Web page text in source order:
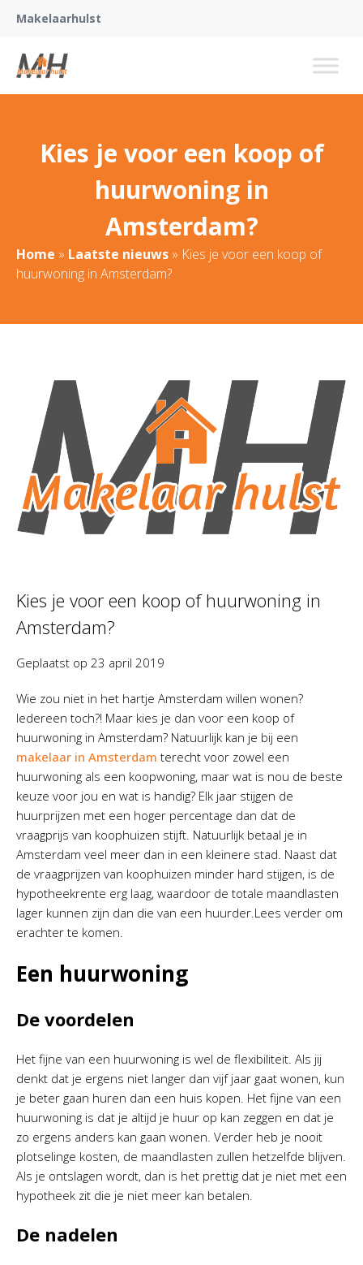
Makelaarhulst
Kies je voor een koop of
huurwoning in
Amsterdam?
Home » Laatste nieuws » Kies je voor een koop of
huurwoning in Amsterdam?
Kies je voor een koop of huurwoning in
Amsterdam?
Geplaatst op 23 april 2019
Wie zou niet in het hartje Amsterdam willen wonen?
Iedereen toch?! Maar kies je dan voor een koop of
huurwoning in Amsterdam? Natuurlijk kan je bij een
makelaar in Amsterdam terecht voor zowel een
huurwoning als een koopwoning, maar wat is nou de beste
keuze voor jou en wat is handig? Elk jaar stijgen de
huurprijzen met een hoger percentage dan dat de
vraagprijs van koophuizen stijft. Natuurlijk betaal je in
Amsterdam veel meer dan in een kleinere stad. Naast dat
de vraagprijzen van koophuizen minder hard stijgen, is de
hypotheekrente erg laag, waardoor de totale maandlasten
lager kunnen zijn dan die van een huurder.Lees verder om
erachter te komen.
Een huurwoning
De voordelen
Het fijne van een huurwoning is wel de flexibiliteit. Als jij
denkt dat je ergens niet langer dan vijf jaar gaat wonen, kun
je beter gaan huren dan een huis kopen. Het fijne van een
huurwoning is dat je altijd je huur op kan zeggen en dat je
zo ergens anders kan gaan wonen. Verder heb je nooit
plotselinge kosten, de maandlasten zullen hetzelfde blijven.
Als je ontslagen wordt, dan is het prettig dat je niet met een
hypotheek zit die je niet meer kan betalen.
De nadelen